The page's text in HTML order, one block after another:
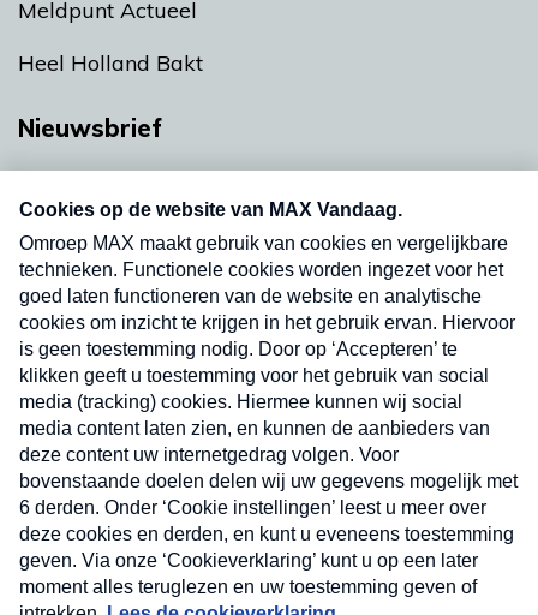
Meldpunt Actueel
Heel Holland Bakt
Nieuwsbrief
nieuwsbrief. Elke vrijdag- en dinsdagochtend in
uw mailbox.
Verzend
Nieuwsbrief
Neem hier een gratis abonnement op onze
nieuwsbrief. Elke vrijdag- en dinsdagochtend in uw